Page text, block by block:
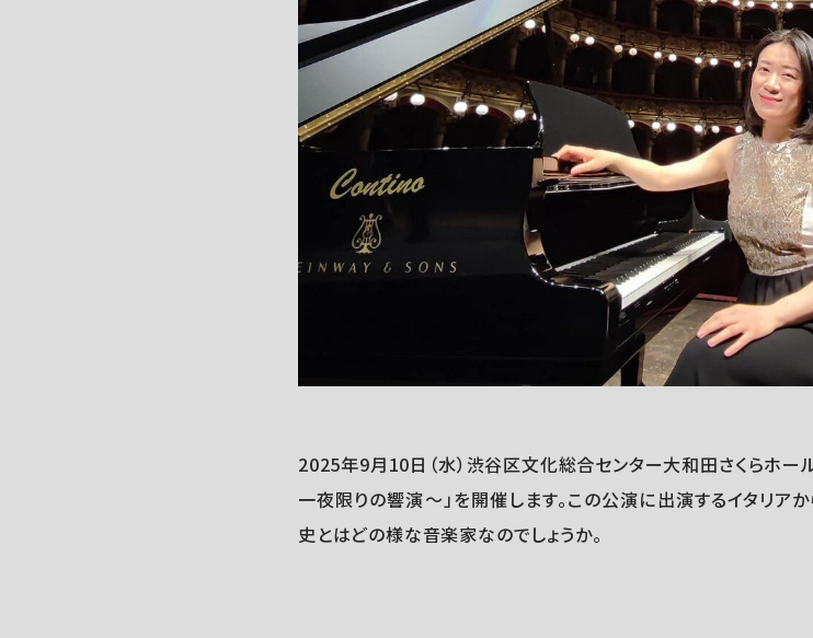
2025年9月10日（水）渋谷区文化総合センター大和田さくらホ
一夜限りの響演～」を開催します。この公演に出演するイタリア
史とはどの様な音楽家なのでしょうか。